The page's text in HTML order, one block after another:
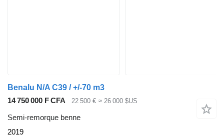
Benalu N/A C39 / +/-70 m3
14 750 000 F CFA
22 500 € ≈ 26 000 $US
Semi-remorque benne
2019